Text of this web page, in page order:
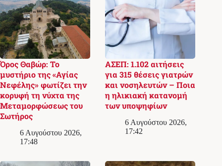
Όρος Θαβώρ: Το
μυστήριο της «Αγίας
Νεφέλης» φωτίζει την
κορυφή τη νύχτα της
Μεταμορφώσεως του
Σωτήρος
6 Αυγούστου 2026,
17:48
ΑΣΕΠ: 1.102 αιτήσεις
για 315 θέσεις γιατρών
και νοσηλευτών – Ποια
η ηλικιακή κατανομή
των υποψηφίων
6 Αυγούστου 2026,
17:42